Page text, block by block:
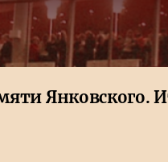
Янковского.